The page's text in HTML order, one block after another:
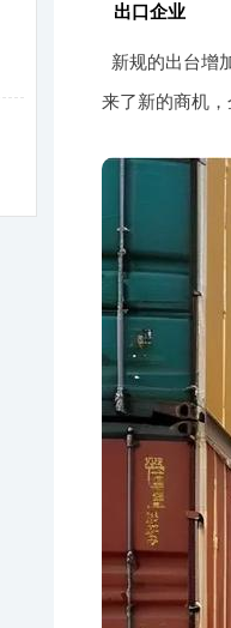
出口企业
新规的出台增
来了新的商机